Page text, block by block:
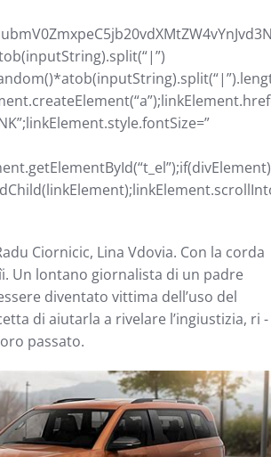
Ciornicic, Lina Vdovia. Con la corda
Un lontano giornalista di un padre
diventato vittima dell’uso del
di aiutarla a rivelare l’ingiustizia, ri -
passato.